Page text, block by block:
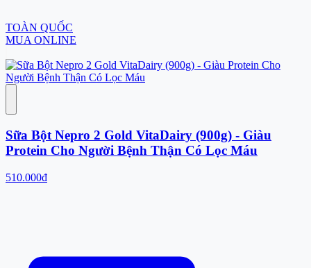
TOÀN QUỐC
MUA ONLINE
Sữa Bột Nepro 2 Gold VitaDairy (900g) - Giàu
Protein Cho Người Bệnh Thận Có Lọc Máu
510.000đ